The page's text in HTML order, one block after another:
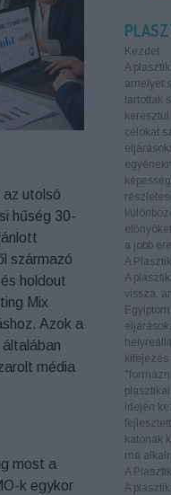
utolsó
hűség 30-
származó
holdout
Mix
Azok a
média
most a
k egykor
Kezdet
A
amelyet
tartottak
célokat
a jobb
A
A
vissza,
idején
katonák
ma
A
A